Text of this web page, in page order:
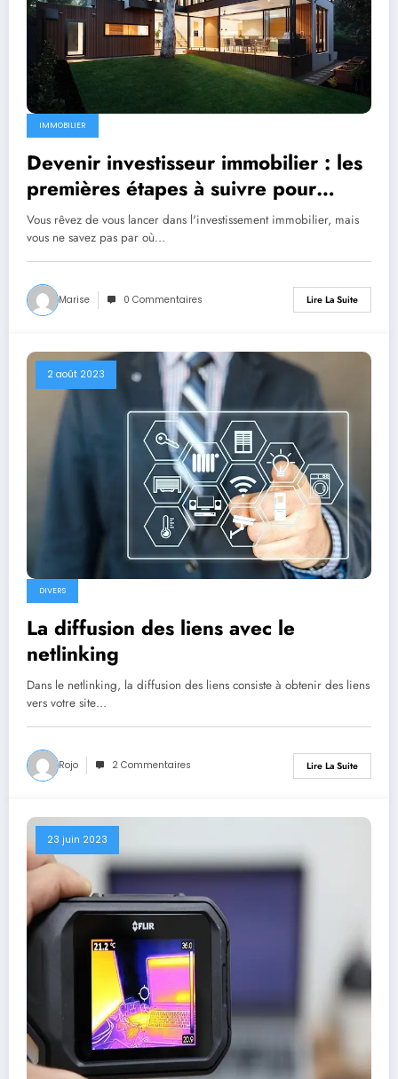
IMMOBILIER
Devenir investisseur immobilier : les
premières étapes à suivre pour
réussir
Vous rêvez de vous lancer dans l'investissement immobilier, mais
vous ne savez pas par où…
Marise 0 Commentaires Lire La Suite
2 août 2023
DIVERS
La diffusion des liens avec le
netlinking
Dans le netlinking, la diffusion des liens consiste à obtenir des liens
vers votre site…
Rojo 2 Commentaires Lire La Suite
23 juin 2023